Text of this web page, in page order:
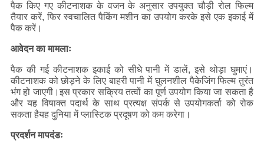
पैक किए गए कीटनाशक के वजन के अनुसार उपयुक्त चौड़ी रोल फिल्म
तैयार करें, फिर स्वचालित पैकिंग मशीन का उपयोग करके इसे एक इकाई में
पैक करें।
आवेदन का मामलाः
पैक की गई कीटनाशक इकाई को सीधे पानी में डालें, इसे थोड़ा घुमाएं।
कीटनाशक को छोड़ने के लिए बाहरी पानी में घुलनशील पैकेजिंग फिल्म तुरंत
भंग हो जाएगी।इस प्रकार सक्रिय तत्वों का पूर्ण उपयोग किया जा सकता है
और यह विषाक्त पदार्थ के साथ प्रत्यक्ष संपर्क से उपयोगकर्ता को रोक
सकता हैयह दुनिया में प्लास्टिक प्रदूषण को कम करेगा।
प्रदर्शन मापदंडः